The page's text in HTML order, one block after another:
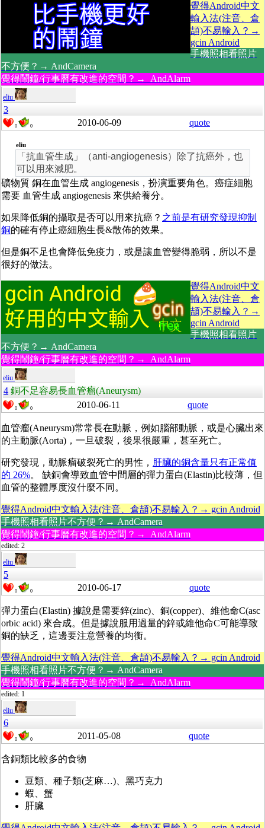
覺得Android中文
輸入法(注音、倉
頡)不易輸入？→
gcin Android
手機照相看照片
不方便？→ AndCamera
覺得鬧鐘/行事曆有改進的空間？→ AndAlarm
eliu
3
0 0 2010-06-09 quote
eliu
「抗血管生成」（anti-angiogenesis）除了抗癌外，也
可以用來減肥。
礦物質 銅在血管生成 angiogenesis，扮演重要角色。癌症細胞
需要 血管生成 angiogenesis 來供給養分。
如果降低銅的攝取是否可以用來抗癌？ 之前是有研究發現抑制
銅的確有停止癌細胞生長&散佈的效果。
但是銅不足也會降低免疫力，或是讓血管變得脆弱，所以不是
很好的做法。
覺得Android中文
輸入法(注音、倉
頡)不易輸入？→
gcin Android
手機照相看照片
不方便？→ AndCamera
覺得鬧鐘/行事曆有改進的空間？→ AndAlarm
eliu
4 銅不足容易長血管瘤(Aneurysm)
0 0 2010-06-11 quote
血管瘤(Aneurysm)常常長在動脈，例如腦部動脈，或是心臟出來
的主動脈(Aorta)，一旦破裂，後果很嚴重，甚至死亡。
研究發現，動脈瘤破裂死亡的男性， 肝臟的銅含量只有正常值
的 26%。 缺銅會導致血管中間層的彈力蛋白(Elastin)比較薄，但
血管的整體厚度沒什麼不同。
覺得Android中文輸入法(注音、倉頡)不易輸入？→ gcin Android
手機照相看照片不方便？→ AndCamera
覺得鬧鐘/行事曆有改進的空間？→ AndAlarm
edited: 2
eliu
5
0 0 2010-06-17 quote
彈力蛋白(Elastin) 據說是需要鋅(zinc)、銅(copper)、維他命C(asc
orbic acid) 來合成。但是據說服用過量的鋅或維他命C可能導致
銅的缺乏，這邊要注意營養的均衡。
覺得Android中文輸入法(注音、倉頡)不易輸入？→ gcin Android
手機照相看照片不方便？→ AndCamera
覺得鬧鐘/行事曆有改進的空間？→ AndAlarm
edited: 1
eliu
6
0 0 2011-05-08 quote
含銅類比較多的食物
豆類、種子類(芝麻…)、黑巧克力
蝦、蟹
肝臟